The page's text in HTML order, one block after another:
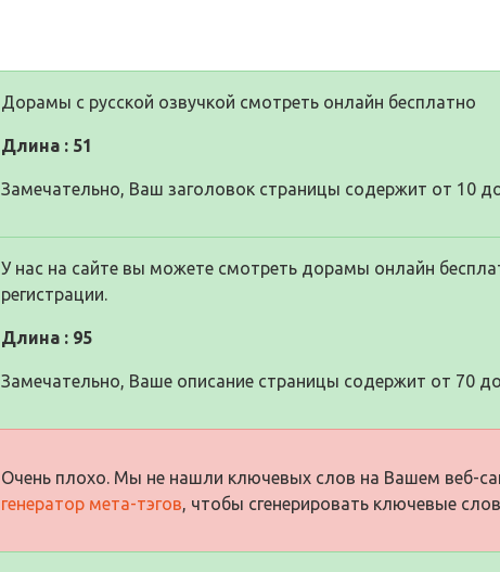
Дорамы с русской озвучкой смотреть онлайн бесплатно
Длина : 51
Замечательно, Ваш заголовок страницы содержит от 10
У нас на сайте вы можете смотреть дорамы онлайн
регистрации.
Длина : 95
Замечательно, Ваше описание страницы содержит от 70
Очень плохо. Мы не нашли ключевых слов на Вашем веб-
генератор мета-тэгов, чтобы сгенерировать ключевые